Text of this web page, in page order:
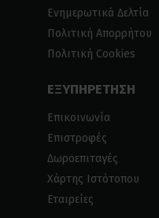
Ενημερωτικά Δελτία
Πολιτική Απορρήτου
Πολιτική Cookies
ΕΞΥΠΗΡΕΤΗΣΗ
Επικοινωνία
Επιστροφές
Δωροεπιταγές
Χάρτης Ιστότοπου
Εταιρείες